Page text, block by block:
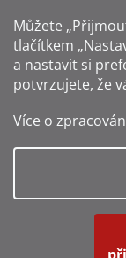
Můžete
tlačítkem
a nastavit si
potvrzujete, že
Více oZákaz